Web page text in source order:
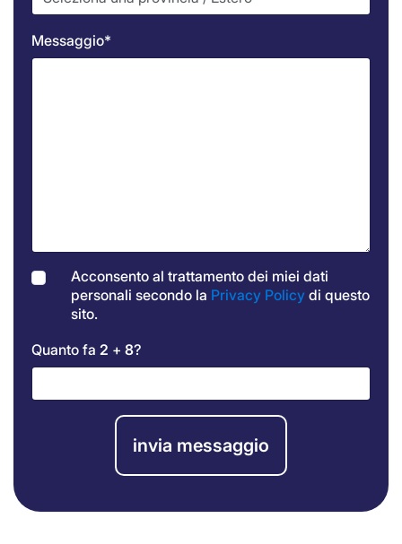
Messaggio*
Acconsento al trattamento dei miei dati
personali secondo la Privacy Policy di questo
sito.
Quanto fa 2 + 8?
invia messaggio